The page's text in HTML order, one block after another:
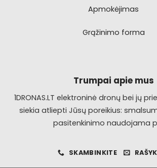
Apmokėjimas
Grąžinimo forma
Trumpai apie mus
1DRONAS.LT elektroninė dronų bei jų
siekia atliepti Jūsų poreikius:
pasitenkinimo naudojama
SKAMBINKITE